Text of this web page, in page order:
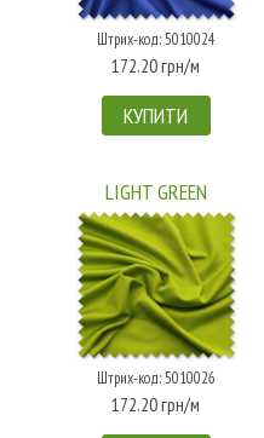
Штрих-код: 5010024
172.20 грн/м
КУПИТИ
LIGHT GREEN
Штрих-код: 5010026
172.20 грн/м